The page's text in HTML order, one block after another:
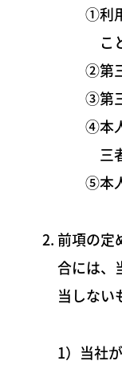
①利
こ
②第
③第
④本
三
⑤本
前項の定
合には、
当しない
1）当社